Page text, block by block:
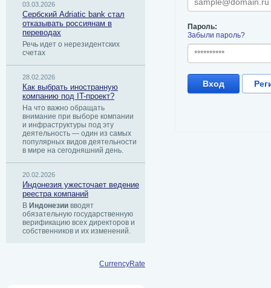
Пароль:
Забыли пароль?
Вход
03.03.2026
Сербский ​Adriatic bank стал
отказывать россиянам в
переводах
Речь идет о нерезидентских
счетах
28.02.2026
Как выбрать иностранную
компанию под IT-проект?
На что важно обращать
внимание при выборе компании
и инфраструктуры под эту
деятельность — один из самых
популярных видов деятельности
в мире на сегодняшний день.
20.02.2026
Индонезия ужесточает ведение
реестра компаний
В Индонезии вводят
обязательную государственную
верификацию всех директоров и
собственников и их изменений.
CurrencyRate